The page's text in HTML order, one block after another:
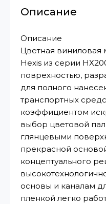
Описание
Описание
Цветная виниловая
Hexis из серии
поврехностью,
для полного
транспортных
коэффициентом
выбор цветовой
глянцевыми
прекрасной
концептуального
основы и каналам
пленкой легко